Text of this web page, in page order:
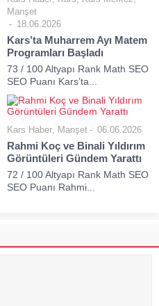
Manşet
18.06.2026
Kars’ta Muharrem Ayı Matem
Programları Başladı
73 / 100 Altyapı Rank Math SEO
SEO Puanı Kars’ta...
Kars Haber, Manşet 06.06.2026
Rahmi Koç ve Binali Yıldırım
Görüntüleri Gündem Yarattı
72 / 100 Altyapı Rank Math SEO
SEO Puanı Rahmi...